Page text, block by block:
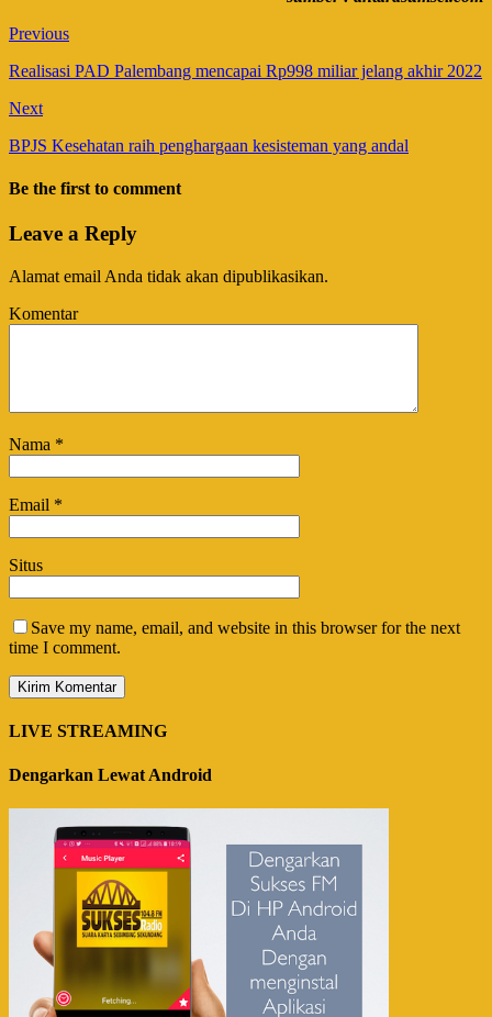
Previous
Realisasi PAD Palembang mencapai Rp998 miliar jelang akhir 2022
Next
BPJS Kesehatan raih penghargaan kesisteman yang andal
Be the first to comment
Leave a Reply
Alamat email Anda tidak akan dipublikasikan.
Komentar
Nama *
Email *
Situs
Save my name, email, and website in this browser for the next
time I comment.
LIVE STREAMING
Dengarkan Lewat Android